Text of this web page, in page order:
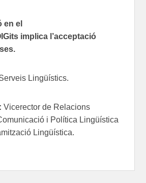
en el
implica l’acceptació
Lingüístics.
Vicerector de Relacions
i Política Lingüística
Lingüística.